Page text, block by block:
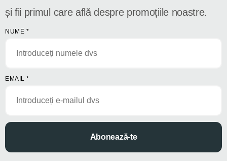
și fii primul care află despre promoțiile noastre.
NUME *
EMAIL *
Abonează-te